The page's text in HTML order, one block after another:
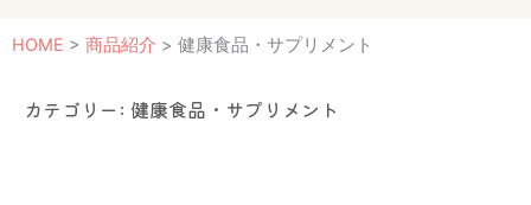
HOME > 商品紹介 > 健康食品・サプリメント
カテゴリー: 健康食品・サプリメント